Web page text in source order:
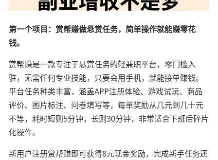
第一个项目：赏帮赚做悬赏任务，简单操作就能赚零花
钱。
赏帮赚是一款专注于悬赏任务的轻兼职平台，零门槛入
驻，无需任何专业技能，只要会用手机，就能接单赚钱。
平台任务种类丰富，涵盖APP注册体验、游戏试玩、商品
评价、图片标注、问卷填写等，每单奖励从几元到几十元
不等，耗时短则5分钟，长则30分钟，非常适合下班后碎片
化操作。
新用户注册赏帮赚即可获得8元现金奖励，完成新手任务还